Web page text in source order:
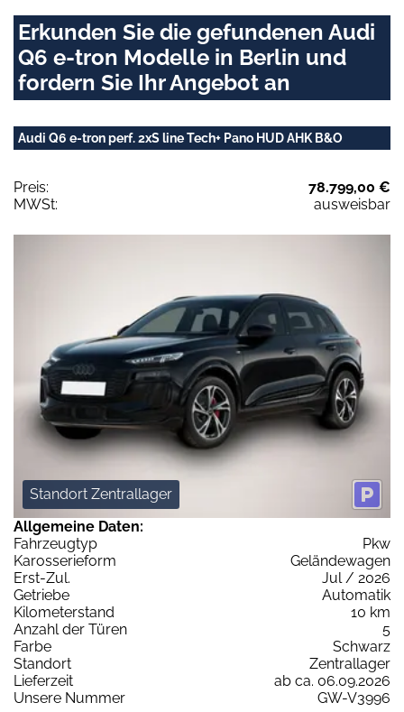
Erkunden Sie die gefundenen Audi
Q6 e-tron Modelle in Berlin und
fordern Sie Ihr Angebot an
Audi Q6 e-tron perf. 2xS line Tech+ Pano HUD AHK B&O
Preis:
78.799,00 €
MWSt:
ausweisbar
Standort Zentrallager
Allgemeine Daten:
Fahrzeugtyp
Pkw
Karosserieform
Geländewagen
Erst-Zul.
Jul / 2026
Getriebe
Automatik
Kilometerstand
10 km
Anzahl der Türen
5
Farbe
Schwarz
Standort
Zentrallager
Lieferzeit
ab ca. 06.09.2026
Unsere Nummer
GW-V3996